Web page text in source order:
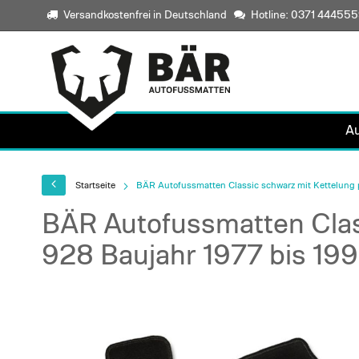
Versandkostenfrei in Deutschland Hotline: 0371
Startseite BÄR Autofussmatten Classic schwarz mit
BÄR Autofussmatten
928 Baujahr 1977 bis